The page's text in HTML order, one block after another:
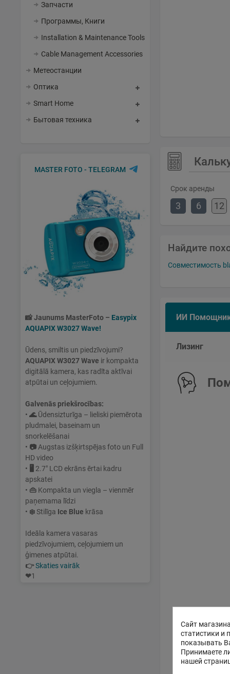
Сайт
статистики
показывать
Принимаете
нашей
Запчасти
Программы, Книги
Installation & Maintenance Tools
Cable Management Accessories
Метеостанции
Оптика
Smart Home
Бытовая техника
MASTER FOTO - TELEGRAM
📸Jaunums MasterFoto – Easypix
AQUAPIX W3027 Wave!
Ūdens, smiltis un piedzīvojumi?
AQUAPIX W3027 Wave ir kompakta
digitālā kamera, kas radīta aktīvai
atpūtai un ceļojumiem.
Galvenās priekšrocības:
• 🌊Ūdensizturīga – lieliski piemērota
pludmalei, baseinam un
snorkelēšanai
• 📷 Augstas izšķirtspējas foto un Full
HD video
• 🖥 2.7" LCD ekrāns ērtai kadru
apskatei
• 👜 Kompakta un viegla – vienmēr
paņemama līdzi
• ❄️Stilīga Ice Blue krāsa
Ideāla kamera vasaras
piedzīvojumiem, ceļojumiem un
ģimenes atpūtai.
👉Skaties vairāk
❤1
Срок аренды
3 6 12
Найдите
Совместимость
ИИ
Лизинг